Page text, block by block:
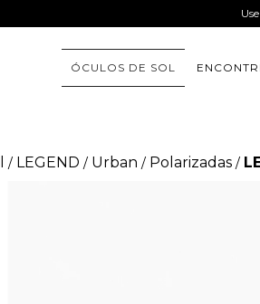
ÓCULOS DE SOL
/ LEGEND / Urban / Polarizadas /